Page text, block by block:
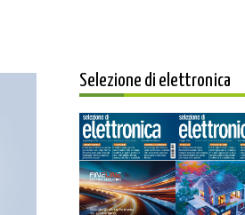
Selezione di elettronica